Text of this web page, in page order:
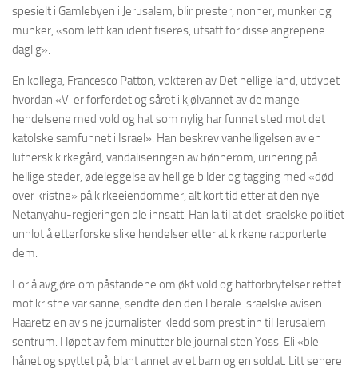
spesielt i Gamlebyen i Jerusalem, blir prester, nonner, munker og
munker, «som lett kan identifiseres, utsatt for disse angrepene
daglig».
En kollega, Francesco Patton, vokteren av Det hellige land, utdypet
hvordan «Vi er forferdet og såret i kjølvannet av de mange
hendelsene med vold og hat som nylig har funnet sted mot det
katolske samfunnet i Israel». Han beskrev vanhelligelsen av en
luthersk kirkegård, vandaliseringen av bønnerom, urinering på
hellige steder, ødeleggelse av hellige bilder og tagging med «død
over kristne» på kirkeeiendommer, alt kort tid etter at den nye
Netanyahu-regjeringen ble innsatt. Han la til at det israelske politiet
unnlot å etterforske slike hendelser etter at kirkene rapporterte
dem.
For å avgjøre om påstandene om økt vold og hatforbrytelser rettet
mot kristne var sanne, sendte den den liberale israelske avisen
Haaretz en av sine journalister kledd som prest inn til Jerusalem
sentrum. I løpet av fem minutter ble journalisten Yossi Eli «ble
hånet og spyttet på, blant annet av et barn og en soldat. Litt senere